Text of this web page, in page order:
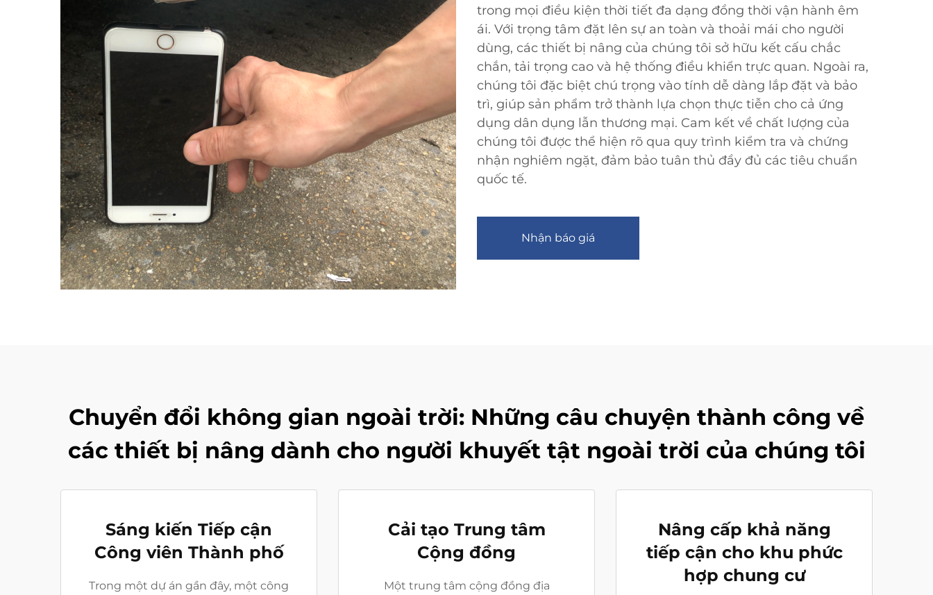
trong mọi điều kiện thời tiết đa dạng đồng thời vận hành êm
ái. Với trọng tâm đặt lên sự an toàn và thoải mái cho người
dùng, các thiết bị nâng của chúng tôi sở hữu kết cấu chắc
chắn, tải trọng cao và hệ thống điều khiển trực quan. Ngoài ra,
chúng tôi đặc biệt chú trọng vào tính dễ dàng lắp đặt và bảo
trì, giúp sản phẩm trở thành lựa chọn thực tiễn cho cả ứng
dụng dân dụng lẫn thương mại. Cam kết về chất lượng của
chúng tôi được thể hiện rõ qua quy trình kiểm tra và chứng
nhận nghiêm ngặt, đảm bảo tuân thủ đầy đủ các tiêu chuẩn
quốc tế.
Nhận báo giá
Chuyển đổi không gian ngoài trời: Những câu chuyện thành công về
các thiết bị nâng dành cho người khuyết tật ngoài trời của chúng tôi
Sáng kiến Tiếp cận
Công viên Thành phố
Trong một dự án gần đây, một công
Cải tạo Trung tâm
Cộng đồng
Một trung tâm cộng đồng địa
Nâng cấp khả năng
tiếp cận cho khu phức
hợp chung cư